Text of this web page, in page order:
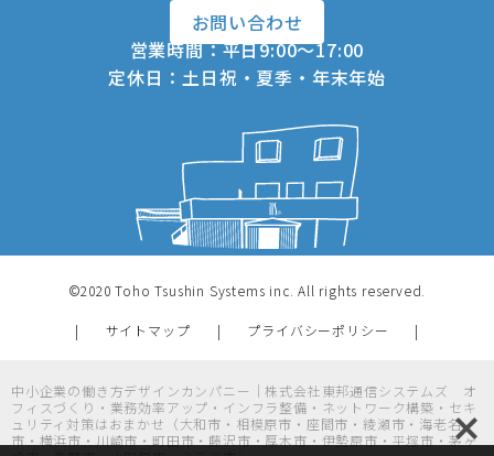
お問い合わせ
営業時間：平日9:00～17:00
定休日：土日祝・夏季・年末年始
©2020 Toho Tsushin Systems inc. All rights reserved.
サイトマップ プライバシーポリシー
中小企業の働き方デザインカンパニー｜株式会社東邦通信システムズ オ
フィスづくり・業務効率アップ・インフラ整備・ネットワーク構築・セキ
ュリティ対策はおまかせ（大和市・相模原市・座間市・綾瀬市・海老名
市・横浜市・川崎市・町田市・藤沢市・厚木市・伊勢原市・平塚市・茅ヶ